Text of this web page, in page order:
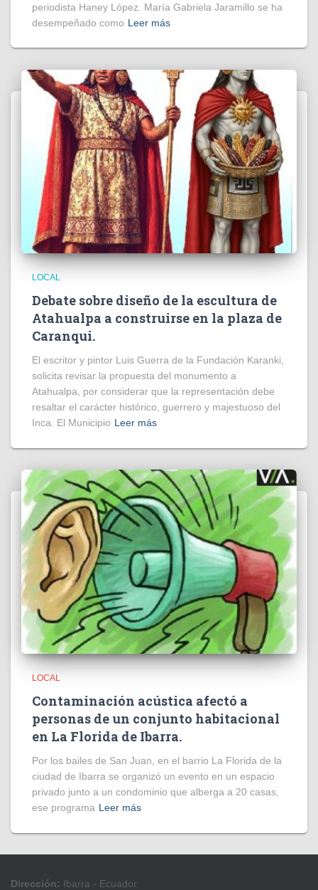
periodista Haney López. María Gabriela Jaramillo se ha
desempeñado como Leer más
LOCAL
Debate sobre diseño de la escultura de
Atahualpa a construirse en la plaza de
Caranqui.
El escritor y pintor Luis Guerra de la Fundación Karanki,
solicita revisar la propuesta del monumento a
Atahualpa, por considerar que la representación debe
resaltar el carácter histórico, guerrero y majestuoso del
Inca. El Municipio Leer más
LOCAL
Contaminación acústica afectó a
personas de un conjunto habitacional
en La Florida de Ibarra.
Por los bailes de San Juan, en el barrio La Florida de la
ciudad de Ibarra se organizó un evento en un espacio
privado junto a un condominio que alberga a 20 casas,
ese programa Leer más
Dirección: Ibarra - Ecuador